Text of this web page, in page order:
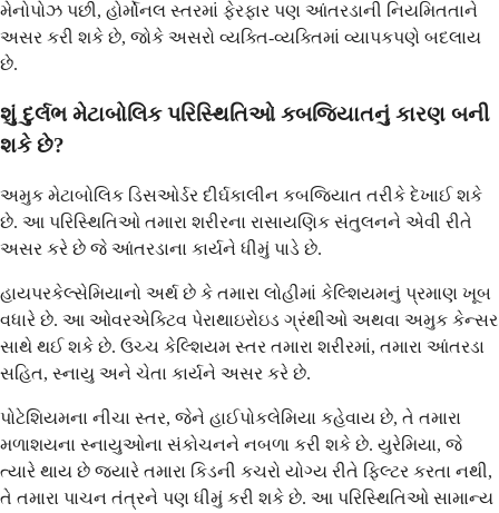
મેનોપોઝ પછી, હોર્મોનલ સ્તરમાં ફેરફાર પણ આંતરડાની નિયમિતતાને
અસર કરી શકે છે, જોકે અસરો વ્યક્તિ-વ્યક્તિમાં વ્યાપકપણે બદલાય
છે.
શું દુર્લભ મેટાબોલિક પરિસ્થિતિઓ કબજિયાતનું કારણ બની
શકે છે?
અમુક મેટાબોલિક ડિસઓર્ડર દીર્ઘકાલીન કબજિયાત તરીકે દેખાઈ શકે
છે. આ પરિસ્થિતિઓ તમારા શરીરના રાસાયણિક સંતુલનને એવી રીતે
અસર કરે છે જે આંતરડાના કાર્યને ધીમું પાડે છે.
હાયપરકેલ્સેમિયાનો અર્થ છે કે તમારા લોહીમાં કેલ્શિયમનું પ્રમાણ ખૂબ
વધારે છે. આ ઓવરએક્ટિવ પેરાથાઇરોઇડ ગ્રંથીઓ અથવા અમુક કેન્સર
સાથે થઈ શકે છે. ઉચ્ચ કેલ્શિયમ સ્તર તમારા શરીરમાં, તમારા આંતરડા
સહિત, સ્નાયુ અને ચેતા કાર્યને અસર કરે છે.
પોટેશિયમના નીચા સ્તર, જેને હાઈપોકલેમિયા કહેવાય છે, તે તમારા
મળાશયના સ્નાયુઓના સંકોચનને નબળા કરી શકે છે. યુરેમિયા, જે
ત્યારે થાય છે જ્યારે તમારા કિડની કચરો યોગ્ય રીતે ફિલ્ટર કરતા નથી,
તે તમારા પાચન તંત્રને પણ ધીમું કરી શકે છે. આ પરિસ્થિતિઓ સામાન્ય